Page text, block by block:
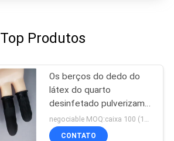
Top Produtos
Os berços do dedo do
látex do quarto
desinfetado pulverizam o
preto livre
negociable MOQ:caixa 100 (100/box)
CONTATO